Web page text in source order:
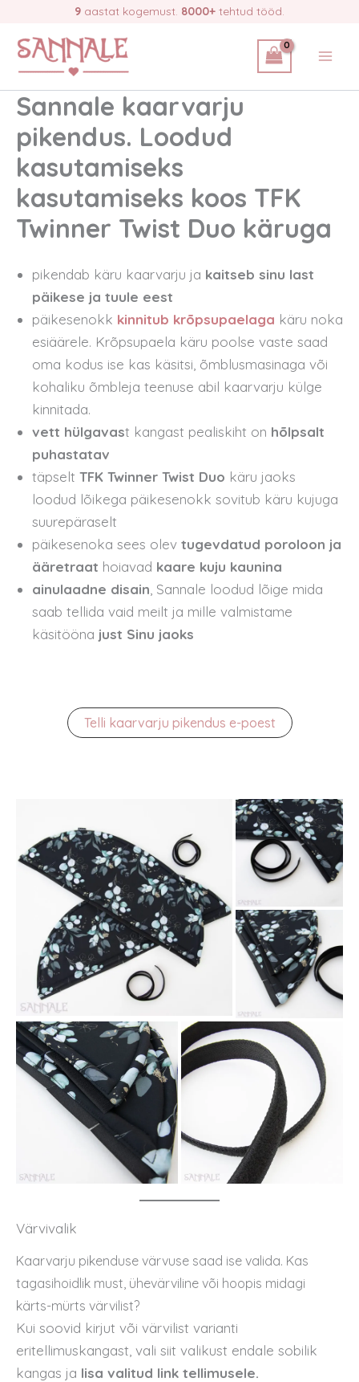
content
9 aastat kogemust. 8000+ tehtud tööd.
Sannale kaarvarju
pikendus. Loodud
kasutamiseks
kasutamiseks koos TFK
Twinner Twist Duo käruga
pikendab käru kaarvarju ja kaitseb sinu last
päikese ja tuule eest
päikesenokk kinnitub krõpsupaelaga käru noka
esiäärele. Krõpsupaela käru poolse vaste saad
oma kodus ise kas käsitsi, õmblusmasinaga või
kohaliku õmbleja teenuse abil kaarvarju külge
kinnitada.
vett hülgavast kangast pealiskiht on hõlpsalt
puhastatav
täpselt TFK Twinner Twist Duo käru jaoks
loodud lõikega päikesenokk sovitub käru kujuga
suurepäraselt
päikesenoka sees olev tugevdatud poroloon ja
ääretraat hoiavad kaare kuju kaunina
ainulaadne disain , Sannale loodud lõige mida
saab tellida vaid meilt ja mille valmistame
käsitööna just Sinu jaoks
Telli kaarvarju pikendus e-poest
Värvivalik
Kaarvarju pikenduse värvuse saad ise valida. Kas
tagasihoidlik must, ühevärviline või hoopis midagi
kärts-mürts värvilist?
Kui soovid kirjut või värvilist varianti
eritellimuskangast, vali siit valikust endale sobilik
kangas ja lisa valitud link tellimusele.